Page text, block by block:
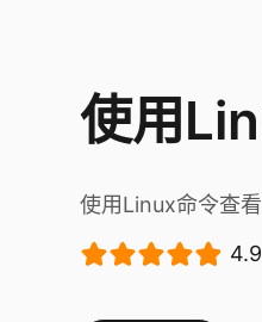
使用
使用Linux命令查
4.9